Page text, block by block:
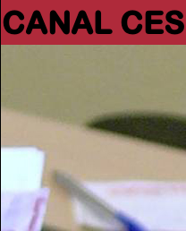
CANAL CES